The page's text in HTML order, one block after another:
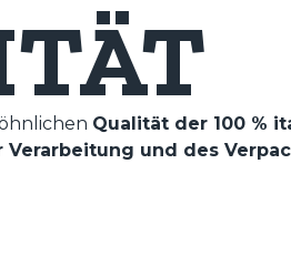
Qualität der 100 %
Verarbeitung und des